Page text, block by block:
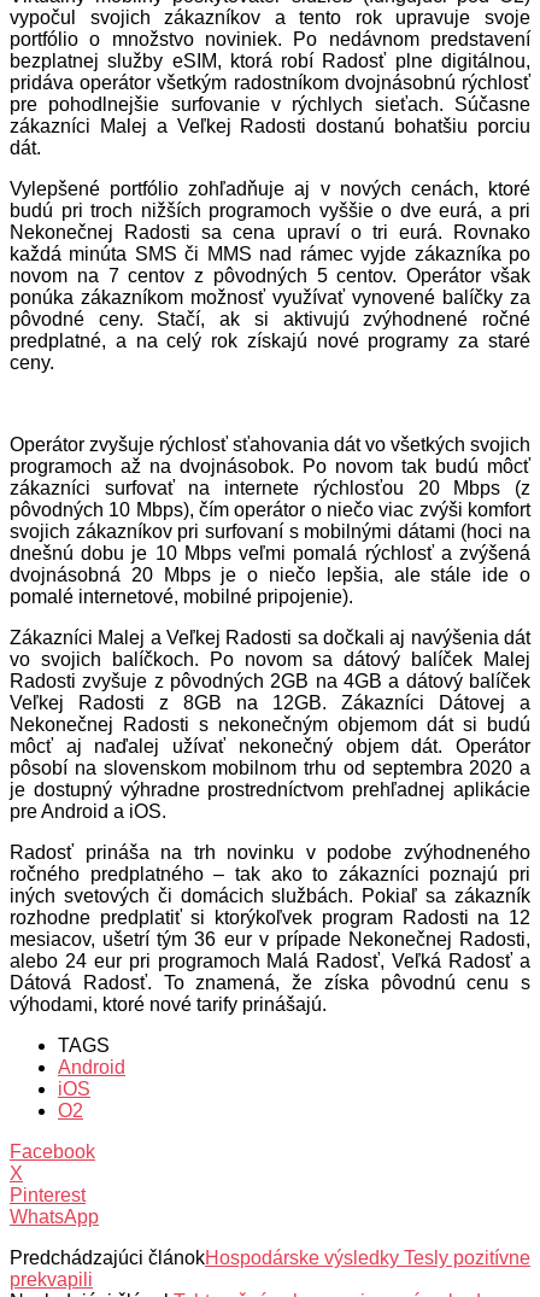
vypočul svojich zákazníkov a tento rok upravuje svoje
portfólio o množstvo noviniek. Po nedávnom predstavení
bezplatnej služby eSIM, ktorá robí Radosť plne digitálnou,
pridáva operátor všetkým radostníkom dvojnásobnú rýchlosť
pre pohodlnejšie surfovanie v rýchlych sieťach. Súčasne
zákazníci Malej a Veľkej Radosti dostanú bohatšiu porciu
dát.
Vylepšené portfólio zohľadňuje aj v nových cenách, ktoré
budú pri troch nižších programoch vyššie o dve eurá, a pri
Nekonečnej Radosti sa cena upraví o tri eurá. Rovnako
každá minúta SMS či MMS nad rámec vyjde zákazníka po
novom na 7 centov z pôvodných 5 centov. Operátor však
ponúka zákazníkom možnosť využívať vynovené balíčky za
pôvodné ceny. Stačí, ak si aktivujú zvýhodnené ročné
predplatné, a na celý rok získajú nové programy za staré
ceny.
Operátor zvyšuje rýchlosť sťahovania dát vo všetkých svojich
programoch až na dvojnásobok. Po novom tak budú môcť
zákazníci surfovať na internete rýchlosťou 20 Mbps (z
pôvodných 10 Mbps), čím operátor o niečo viac zvýši komfort
svojich zákazníkov pri surfovaní s mobilnými dátami (hoci na
dnešnú dobu je 10 Mbps veľmi pomalá rýchlosť a zvýšená
dvojnásobná 20 Mbps je o niečo lepšia, ale stále ide o
pomalé internetové, mobilné pripojenie).
Zákazníci Malej a Veľkej Radosti sa dočkali aj navýšenia dát
vo svojich balíčkoch. Po novom sa dátový balíček Malej
Radosti zvyšuje z pôvodných 2GB na 4GB a dátový balíček
Veľkej Radosti z 8GB na 12GB. Zákazníci Dátovej a
Nekonečnej Radosti s nekonečným objemom dát si budú
môcť aj naďalej užívať nekonečný objem dát. Operátor
pôsobí na slovenskom mobilnom trhu od septembra 2020 a
je dostupný výhradne prostredníctvom prehľadnej aplikácie
pre Android a iOS.
Radosť prináša na trh novinku v podobe zvýhodneného
ročného predplatného – tak ako to zákazníci poznajú pri
iných svetových či domácich službách. Pokiaľ sa zákazník
rozhodne predplatiť si ktorýkoľvek program Radosti na 12
mesiacov, ušetrí tým 36 eur v prípade Nekonečnej Radosti,
alebo 24 eur pri programoch Malá Radosť, Veľká Radosť a
Dátová Radosť. To znamená, že získa pôvodnú cenu s
výhodami, ktoré nové tarify prinášajú.
TAGS
Android
iOS
O2
Facebook
X
Pinterest
WhatsApp
Predchádzajúci článokHospodárske výsledky Tesly pozitívne
prekvapili